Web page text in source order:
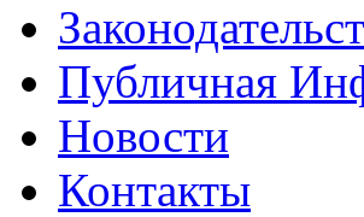
Публичная
Hовости
Контакты